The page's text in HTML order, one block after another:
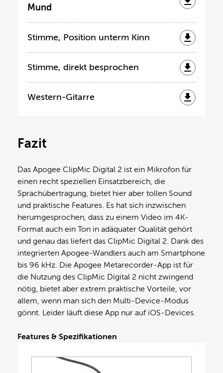
Mund
Stimme, Position unterm Kinn
Stimme, direkt besprochen
Western-Gitarre
Fazit
Das Apogee ClipMic Digital 2 ist ein Mikrofon für
einen recht speziellen Einsatzbereich, die
Sprachübertragung, bietet hier aber tollen Sound
und praktische Features. Es hat sich inzwischen
herumgesprochen, dass zu einem Video im 4K-
Format auch ein Ton in adäquater Qualität gehört
und genau das liefert das ClipMic Digital 2. Dank des
integrierten Apogee-Wandlers auch am Smartphone
bis 96 kHz. Die Apogee Metarecorder-App ist für
die Nutzung des ClipMic Digital 2 nicht zwingend
nötig, bietet aber extrem praktische Vorteile, vor
allem, wenn man sich den Multi-Device-Modus
gönnt. Leider läuft diese App nur auf iOS-Devices.
Features & Spezifikationen